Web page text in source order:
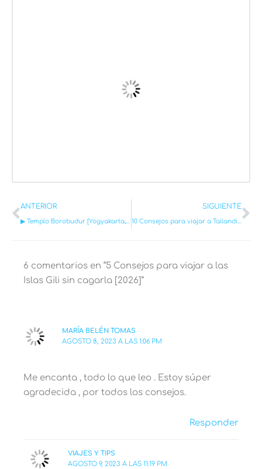
Ant
ANTERIOR
▶︎ Templo Borobudur [Yogyakarta, Indonesia]: Todo lo que debes saber ANTES de ir 2026
SIGUIENTE
10 Consejos para viajar a Tailandia sin cagarla
6 comentarios en “5 Consejos para viajar a las
Islas Gili sin cagarla [2026]”
MARÍA BELÉN TOMAS
AGOSTO 8, 2023 A LAS 1:06 PM
Me encanta , todo lo que leo . Estoy súper
agradecida , por todos los consejos.
Responder
VIAJES Y TIPS
AGOSTO 9, 2023 A LAS 11:19 PM